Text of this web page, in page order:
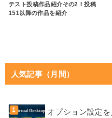
テスト投稿作品紹介その2！投稿
151以降の作品を紹介
人気記事（月間）
オプション設定を